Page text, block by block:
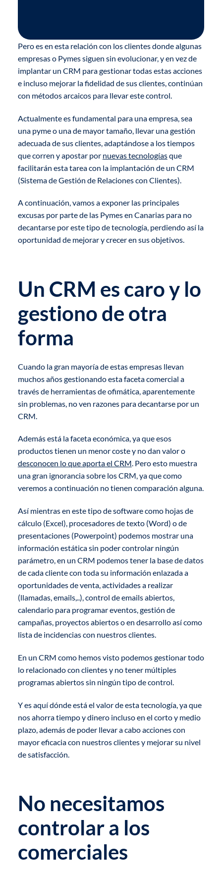
Pero es en esta relación con los clientes donde algunas
empresas o Pymes siguen sin evolucionar, y en vez de
implantar un CRM para gestionar todas estas acciones
e incluso mejorar la fidelidad de sus clientes, continúan
con métodos arcaicos para llevar este control.
Actualmente es fundamental para una empresa, sea
una pyme o una de mayor tamaño, llevar una gestión
adecuada de sus clientes, adaptándose a los tiempos
que corren y apostar por nuevas tecnologíasque
facilitarán esta tarea con la implantación de un CRM
(Sistema de Gestión de Relaciones con Clientes).
A continuación, vamos a exponer las principales
excusas por parte de las Pymes en Canarias para no
decantarse por este tipo de tecnología, perdiendo así la
oportunidad de mejorar y crecer en sus objetivos.
Un CRM es caro y lo
gestiono de otra
forma
Cuando la gran mayoría de estas empresas llevan
muchos años gestionando esta faceta comercial a
través de herramientas de ofimática, aparentemente
sin problemas, no ven razones para decantarse por un
CRM.
Además está la faceta económica, ya que esos
productos tienen un menor coste y no dan valor o
desconocen lo que aporta el CRM. Pero esto muestra
una gran ignorancia sobre los CRM, ya que como
veremos a continuación no tienen comparación alguna.
Así mientras en este tipo de software como hojas de
cálculo (Excel), procesadores de texto (Word) o de
presentaciones (Powerpoint) podemos mostrar una
información estática sin poder controlar ningún
parámetro, en un CRM podemos tener la base de datos
de cada cliente con toda su información enlazada a
oportunidades de venta, actividades a realizar
(llamadas, emails,..), control de emails abiertos,
calendario para programar eventos, gestión de
campañas, proyectos abiertos o en desarrollo así como
lista de incidencias con nuestros clientes.
En un CRM como hemos visto podemos gestionar todo
lo relacionado con clientes y no tener múltiples
programas abiertos sin ningún tipo de control.
Y es aquí dónde está el valor de esta tecnología, ya que
nos ahorra tiempo y dinero incluso en el corto y medio
plazo, además de poder llevar a cabo acciones con
mayor eficacia con nuestros clientes y mejorar su nivel
de satisfacción.
No necesitamos
controlar a los
comerciales